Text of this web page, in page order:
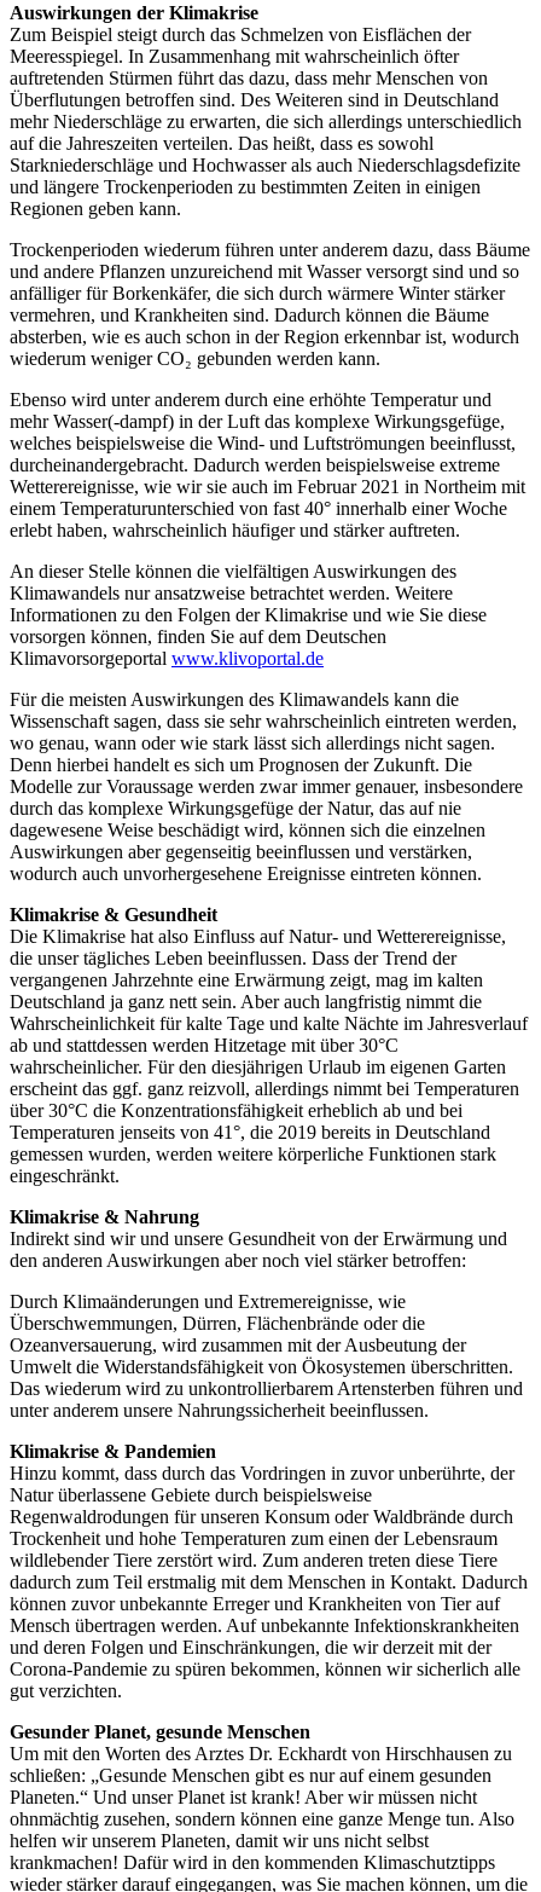
Auswirkungen der Klimakrise
Zum Beispiel steigt durch das Schmelzen von Eisflächen der
Meeresspiegel. In Zusammenhang mit wahrscheinlich öfter
auftretenden Stürmen führt das dazu, dass mehr Menschen von
Überflutungen betroffen sind. Des Weiteren sind in Deutschland
mehr Niederschläge zu erwarten, die sich allerdings unterschiedlich
auf die Jahreszeiten verteilen. Das heißt, dass es sowohl
Starkniederschläge und Hochwasser als auch Niederschlagsdefizite
und längere Trockenperioden zu bestimmten Zeiten in einigen
Regionen geben kann.
Trockenperioden wiederum führen unter anderem dazu, dass Bäume
und andere Pflanzen unzureichend mit Wasser versorgt sind und so
anfälliger für Borkenkäfer, die sich durch wärmere Winter stärker
vermehren, und Krankheiten sind. Dadurch können die Bäume
absterben, wie es auch schon in der Region erkennbar ist, wodurch
wiederum weniger CO₂ gebunden werden kann.
Ebenso wird unter anderem durch eine erhöhte Temperatur und
mehr Wasser(-dampf) in der Luft das komplexe Wirkungsgefüge,
welches beispielsweise die Wind- und Luftströmungen beeinflusst,
durcheinandergebracht. Dadurch werden beispielsweise extreme
Wetterereignisse, wie wir sie auch im Februar 2021 in Northeim mit
einem Temperaturunterschied von fast 40° innerhalb einer Woche
erlebt haben, wahrscheinlich häufiger und stärker auftreten.
An dieser Stelle können die vielfältigen Auswirkungen des
Klimawandels nur ansatzweise betrachtet werden. Weitere
Informationen zu den Folgen der Klimakrise und wie Sie diese
vorsorgen können, finden Sie auf dem Deutschen
Klimavorsorgeportal www.klivoportal.de
Für die meisten Auswirkungen des Klimawandels kann die
Wissenschaft sagen, dass sie sehr wahrscheinlich eintreten werden,
wo genau, wann oder wie stark lässt sich allerdings nicht sagen.
Denn hierbei handelt es sich um Prognosen der Zukunft. Die
Modelle zur Voraussage werden zwar immer genauer, insbesondere
durch das komplexe Wirkungsgefüge der Natur, das auf nie
dagewesene Weise beschädigt wird, können sich die einzelnen
Auswirkungen aber gegenseitig beeinflussen und verstärken,
wodurch auch unvorhergesehene Ereignisse eintreten können.
Klimakrise & Gesundheit
Die Klimakrise hat also Einfluss auf Natur- und Wetterereignisse,
die unser tägliches Leben beeinflussen. Dass der Trend der
vergangenen Jahrzehnte eine Erwärmung zeigt, mag im kalten
Deutschland ja ganz nett sein. Aber auch langfristig nimmt die
Wahrscheinlichkeit für kalte Tage und kalte Nächte im Jahresverlauf
ab und stattdessen werden Hitzetage mit über 30°C
wahrscheinlicher. Für den diesjährigen Urlaub im eigenen Garten
erscheint das ggf. ganz reizvoll, allerdings nimmt bei Temperaturen
über 30°C die Konzentrationsfähigkeit erheblich ab und bei
Temperaturen jenseits von 41°, die 2019 bereits in Deutschland
gemessen wurden, werden weitere körperliche Funktionen stark
eingeschränkt.
Klimakrise & Nahrung
Indirekt sind wir und unsere Gesundheit von der Erwärmung und
den anderen Auswirkungen aber noch viel stärker betroffen:
Durch Klimaänderungen und Extremereignisse, wie
Überschwemmungen, Dürren, Flächenbrände oder die
Ozeanversauerung, wird zusammen mit der Ausbeutung der
Umwelt die Widerstandsfähigkeit von Ökosystemen überschritten.
Das wiederum wird zu unkontrollierbarem Artensterben führen und
unter anderem unsere Nahrungssicherheit beeinflussen.
Klimakrise & Pandemien
Hinzu kommt, dass durch das Vordringen in zuvor unberührte, der
Natur überlassene Gebiete durch beispielsweise
Regenwaldrodungen für unseren Konsum oder Waldbrände durch
Trockenheit und hohe Temperaturen zum einen der Lebensraum
wildlebender Tiere zerstört wird. Zum anderen treten diese Tiere
dadurch zum Teil erstmalig mit dem Menschen in Kontakt. Dadurch
können zuvor unbekannte Erreger und Krankheiten von Tier auf
Mensch übertragen werden. Auf unbekannte Infektionskrankheiten
und deren Folgen und Einschränkungen, die wir derzeit mit der
Corona-Pandemie zu spüren bekommen, können wir sicherlich alle
gut verzichten.
Gesunder Planet, gesunde Menschen
Um mit den Worten des Arztes Dr. Eckhardt von Hirschhausen zu
schließen: „Gesunde Menschen gibt es nur auf einem gesunden
Planeten.“ Und unser Planet ist krank! Aber wir müssen nicht
ohnmächtig zusehen, sondern können eine ganze Menge tun. Also
helfen wir unserem Planeten, damit wir uns nicht selbst
krankmachen! Dafür wird in den kommenden Klimaschutztipps
wieder stärker darauf eingegangen, was Sie machen können, um die